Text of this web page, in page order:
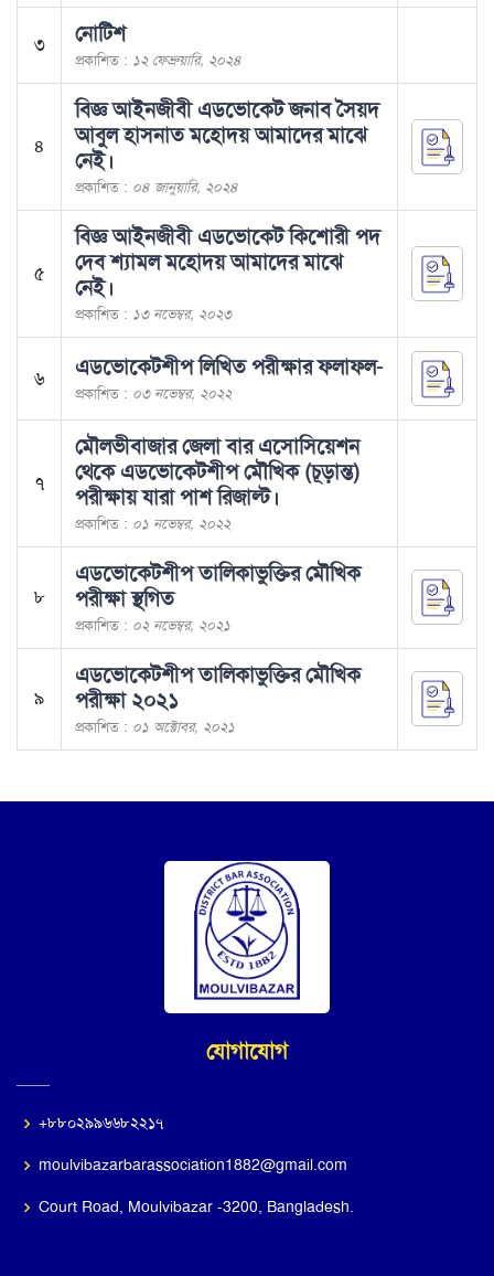
৩ নোটিশ
প্রকাশিত : ১২ ফেব্রুয়ারি, ২০২৪
৪
বিজ্ঞ আইনজীবী এডভোকেট জনাব সৈয়দ
আবুল হাসনাত মহোদয় আমাদের মাঝে
নেই।
প্রকাশিত : ০৪ জানুয়ারি, ২০২৪
৫
বিজ্ঞ আইনজীবী এডভোকেট কিশোরী পদ
দেব শ্যামল মহোদয় আমাদের মাঝে
নেই।
প্রকাশিত : ১৩ নভেম্বর, ২০২৩
৬ এডভোকেটশীপ লিখিত পরীক্ষার ফলাফল-
প্রকাশিত : ০৩ নভেম্বর, ২০২২
৭
মৌলভীবাজার জেলা বার এসোসিয়েশন
থেকে এডভোকেটশীপ মৌখিক (চূড়ান্ত)
পরীক্ষায় যারা পাশ রিজাল্ট।
প্রকাশিত : ০১ নভেম্বর, ২০২২
৮
এডভোকেটশীপ তালিকাভুক্তির মৌখিক
পরীক্ষা স্থগিত
প্রকাশিত : ০২ নভেম্বর, ২০২১
৯
এডভোকেটশীপ তালিকাভুক্তির মৌখিক
পরীক্ষা ২০২১
প্রকাশিত : ০১ অক্টোবর, ২০২১
যোগাযোগ
+৮৮০২৯৯৬৬৮২২১৭
moulvibazarbarassociation1882@gmail.com
Court Road, Moulvibazar -3200, Bangladesh.